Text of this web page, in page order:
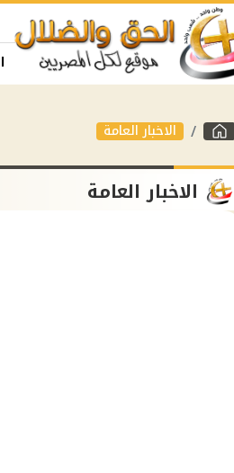
الاخبار العامة
الاخبار العامة